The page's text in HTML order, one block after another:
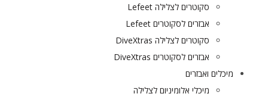
סקוטרים לצלילה Lefeet
אבזרים לסקוטרים Lefeet
סקוטרים לצלילה DiveXtras
אבזרים לסקוטרים DiveXtras
מיכלים ואבזרים
מיכלי אלומיניום לצלילה